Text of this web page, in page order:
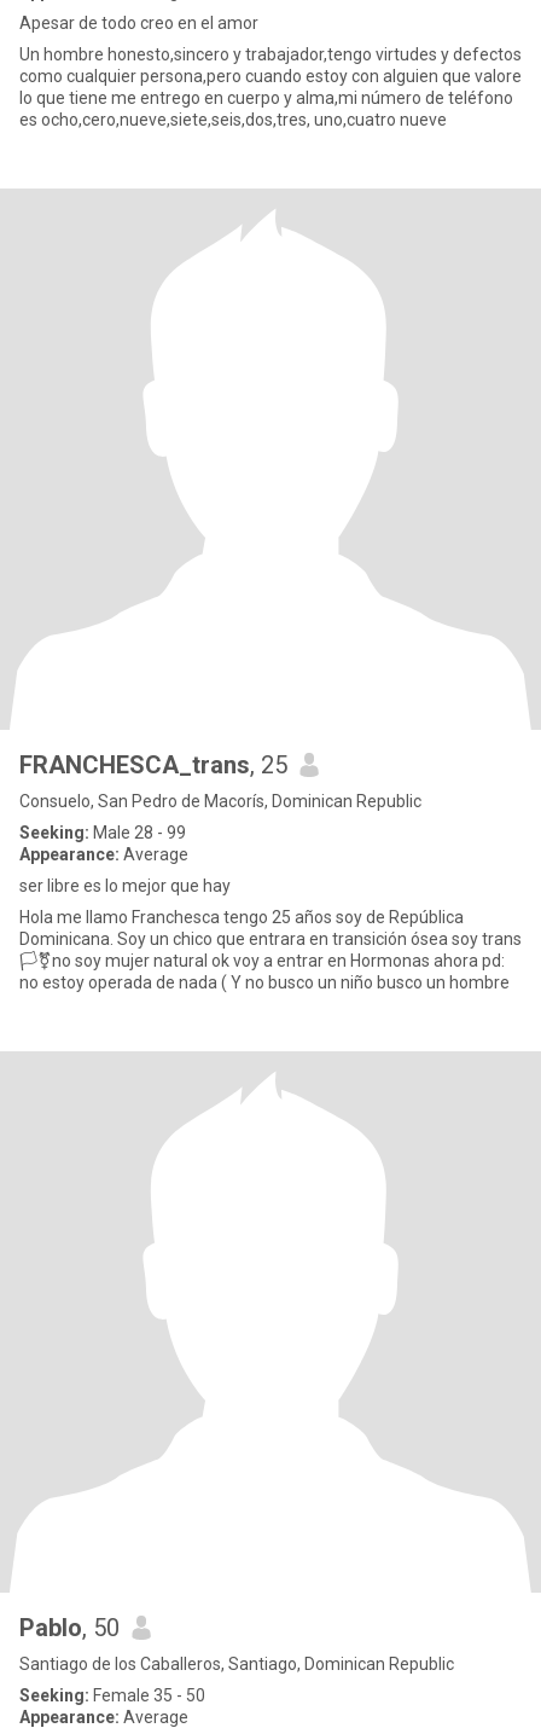
Apesar de todo creo en el amor
Un hombre honesto,sincero y trabajador,tengo virtudes y defectos
como cualquier persona,pero cuando estoy con alguien que valore
lo que tiene me entrego en cuerpo y alma,mi número de teléfono
es ocho,cero,nueve,siete,seis,dos,tres, uno,cuatro nueve
FRANCHESCA_trans, 25
Consuelo, San Pedro de Macorís, Dominican Republic
Seeking: Male 28 - 99
Appearance: Average
ser libre es lo mejor que hay
Hola me llamo Franchesca tengo 25 años soy de República
Dominicana. Soy un chico que entrara en transición ósea soy trans
🏳️‍⚧️no soy mujer natural ok voy a entrar en Hormonas ahora pd:
no estoy operada de nada ( Y no busco un niño busco un hombre
Pablo, 50
Santiago de los Caballeros, Santiago, Dominican Republic
Seeking: Female 35 - 50
Appearance: Average